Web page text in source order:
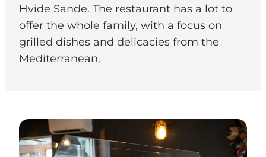
Hvide Sande. The restaurant has a lot to
offer the whole family, with a focus on
grilled dishes and delicacies from the
Mediterranean.